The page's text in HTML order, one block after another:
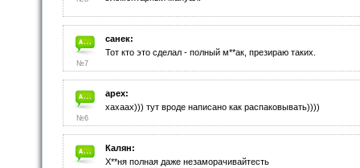
санек:
Тот кто это сделал - полный м**ак, презираю таких.
№7
apex:
хахаах))) тут вроде написано как распаковывать))))
№6
Калян:
Х**ня полная даже незаморачивайтесть